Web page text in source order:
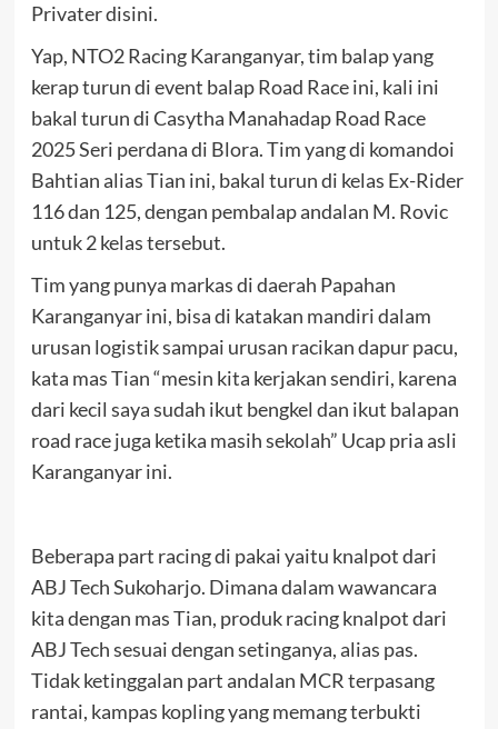
Privater disini.
Yap, NTO2 Racing Karanganyar, tim balap yang
kerap turun di event balap Road Race ini, kali ini
bakal turun di Casytha Manahadap Road Race
2025 Seri perdana di Blora. Tim yang di komandoi
Bahtian alias Tian ini, bakal turun di kelas Ex-Rider
116 dan 125, dengan pembalap andalan M. Rovic
untuk 2 kelas tersebut.
Tim yang punya markas di daerah Papahan
Karanganyar ini, bisa di katakan mandiri dalam
urusan logistik sampai urusan racikan dapur pacu,
kata mas Tian “mesin kita kerjakan sendiri, karena
dari kecil saya sudah ikut bengkel dan ikut balapan
road race juga ketika masih sekolah” Ucap pria asli
Karanganyar ini.
Beberapa part racing di pakai yaitu knalpot dari
ABJ Tech Sukoharjo. Dimana dalam wawancara
kita dengan mas Tian, produk racing knalpot dari
ABJ Tech sesuai dengan setinganya, alias pas.
Tidak ketinggalan part andalan MCR terpasang
rantai, kampas kopling yang memang terbukti